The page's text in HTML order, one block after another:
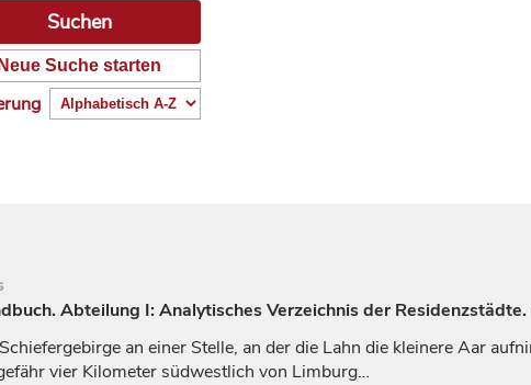
Neue Suche starten
Abteilung I: Analytisches Verzeichnis der
an einer Stelle, an der die Lahn die kleinere Aar
vier Kilometer südwestlich von Limburg…